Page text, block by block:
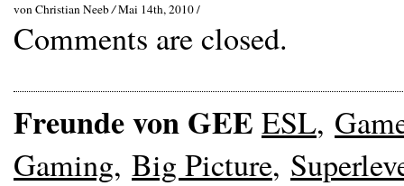
von Christian Neeb/Mai 14th, 2010 /
Comments are closed.
Freunde von GEE ESL,
Gaming, Big Picture,